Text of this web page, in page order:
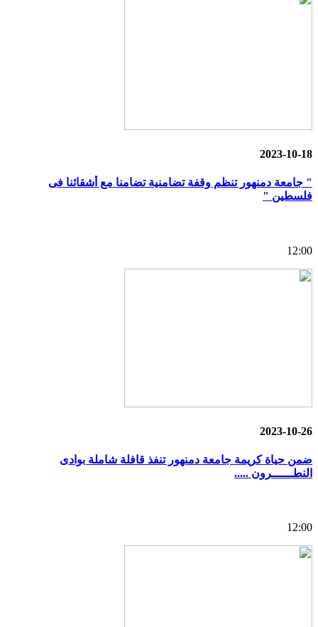
2023-10-18
" جامعة دمنهور تنظم وقفة تضامنية تضامنا مع أشقائنا فى
فلسطين "
12:00
2023-10-26
ضمن حياة كريمة جامعة دمنهور تنفذ قافلة شاملة بوادى
النطــــــرون .....
12:00